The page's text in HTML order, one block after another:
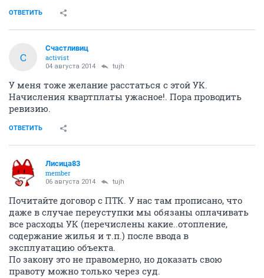
ОТВЕТИТЬ
С
Счастливиц
activist
04 августа 2014 tujh
У меня тоже желание расстаться с этой УК.
Начисления квартплаты ужасное!. Пора проводить
ревизию.
ОТВЕТИТЬ
Лисица83
member
06 августа 2014 tujh
Почитайте договор с ПТК. У нас там прописано, что
даже в случае переуступки мы обязаны оплачивать
все расходы УК (перечислены какие..отопление,
содержание жилья и т.п.) после ввода в
эксплуатацию объекта.
По закону это не правомерно, но доказать свою
правоту можно только через суд.